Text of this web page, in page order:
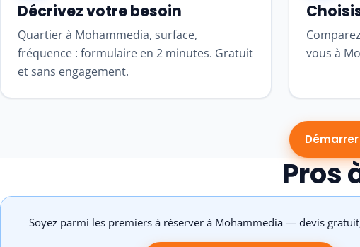
Décrivez votre besoin
Quartier à Mohammedia, surface,
fréquence : formulaire en 2 minutes. Gratuit
et sans engagement.
vous à
Pros
Soyez parmi les premiers à réserver à Mohammedia — devis